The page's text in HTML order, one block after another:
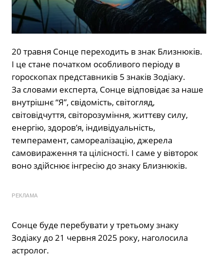
20 травня Сонце переходить в знак Близнюків.
І це стане початком особливого періоду в
гороскопах представників 5 знаків Зодіаку.
За словами експерта, Сонце відповідає за наше
внутрішнє “Я”, свідомість, світогляд,
світовідчуття, світорозуміння, життєву силу,
енергію, здоров’я, індивідуальність,
темперамент, самореалізацію, джерела
самовираження та цілісності. І саме у вівторок
воно здійснює інгресію до знаку Близнюків️.
РЕКЛАМА
Сонце буде перебувати у третьому знаку
Зодіаку до 21 червня 2025 року, наголосила
астролог.